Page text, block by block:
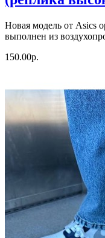
Новая модель от Asics
выполнен из
150.00р.